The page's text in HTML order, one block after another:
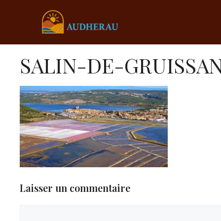
SALIN-DE-
Laisser un commentaire